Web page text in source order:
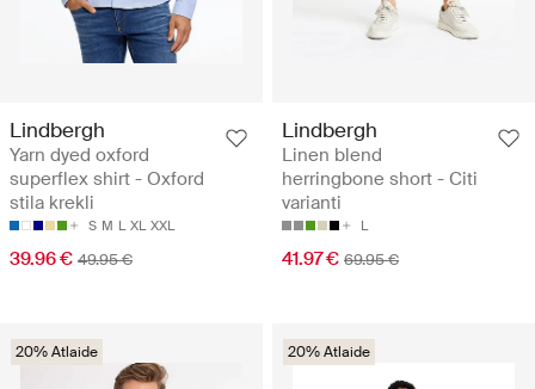
Lindbergh
Yarn dyed oxford
superflex shirt - Oxford
stila krekli
S M L XL XXL
39.96 € 49.95 €
Lindbergh
Linen blend
herringbone short - Citi
varianti
L
41.97 € 69.95 €
20% Atlaide 20% Atlaide